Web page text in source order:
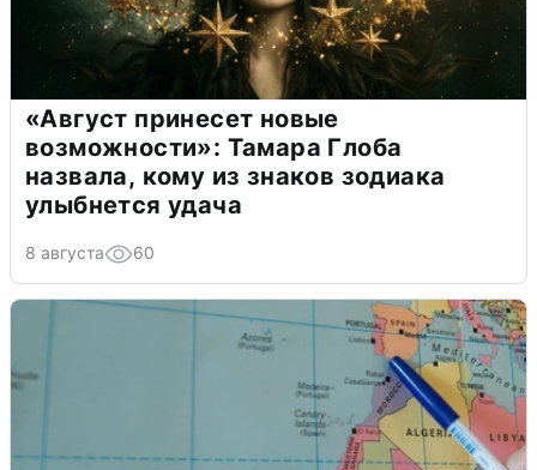
«Август принесет новые
возможности»: Тамара Глоба
назвала, кому из знаков зодиака
улыбнется удача
8 августа 60